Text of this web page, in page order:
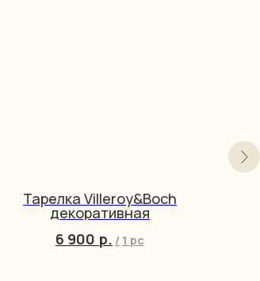
Тарелка Villeroy&Boch
декоративная
6 900 р. / 1 pc